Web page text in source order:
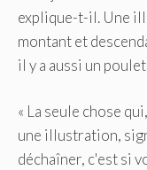
explique-t-il. Une
montant et
il y a aussi un
« La seule chose
une illustration,
déchaîner, c'est si